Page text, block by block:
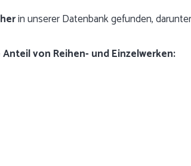
in unserer Datenbank gefunden,
von Reihen- und Einzelwerken: